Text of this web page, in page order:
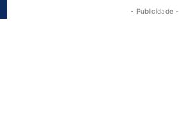
- Publicidade -